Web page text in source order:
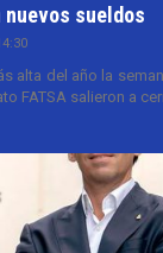
nuevos sueldos
alta del año la
FATSA salieron a